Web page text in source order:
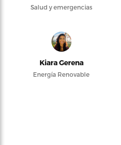
Salud y emergencias
Kiara Gerena
Energía Renovable